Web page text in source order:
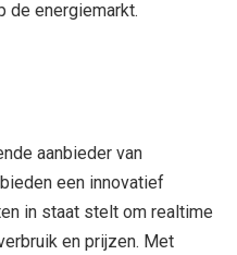
de energiemarkt.
aanbieder van
een innovatief
in staat stelt om realtime
en prijzen. Met